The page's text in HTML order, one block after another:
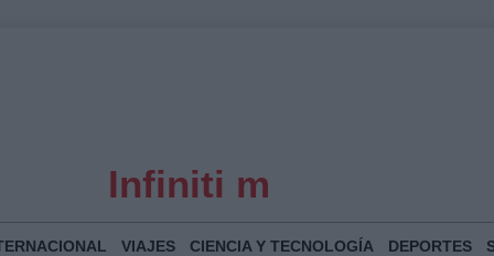
Infiniti m
VIAJES CIENCIA Y TECNOLOGÍA DEPORTES